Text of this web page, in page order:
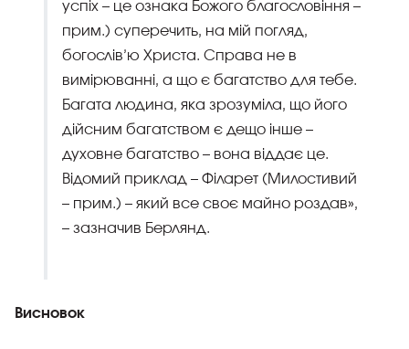
успіх – це ознака Божого благословіння –
прим.) суперечить, на мій погляд,
богослів’ю Христа. Справа не в
вимірюванні, а що є багатство для тебе.
Багата людина, яка зрозуміла, що його
дійсним багатством є дещо інше –
духовне багатство – вона віддає це.
Відомий приклад – Філарет (Милостивий
– прим.) – який все своє майно роздав»,
– зазначив Берлянд.
Висновок